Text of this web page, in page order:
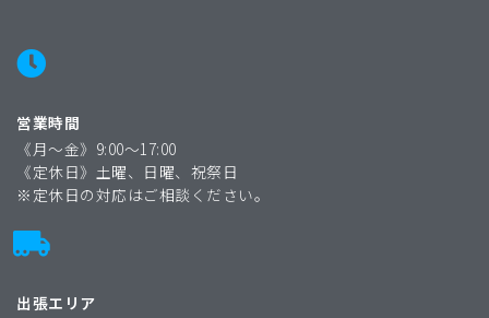
営業時間
《月〜金》9:00〜17:00
《定休日》土曜、日曜、祝祭日
※定休日の対応はご相談ください。
出張エリア